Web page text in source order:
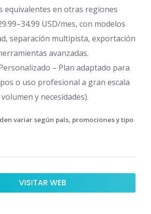
equivalentes en otras regiones
USD/mes, con modelos
separación multipista, exportación
avanzadas.
– Plan adaptado para
o uso profesional a gran escala
y necesidades).
variar según país, promociones y tipo
VISITAR WEB